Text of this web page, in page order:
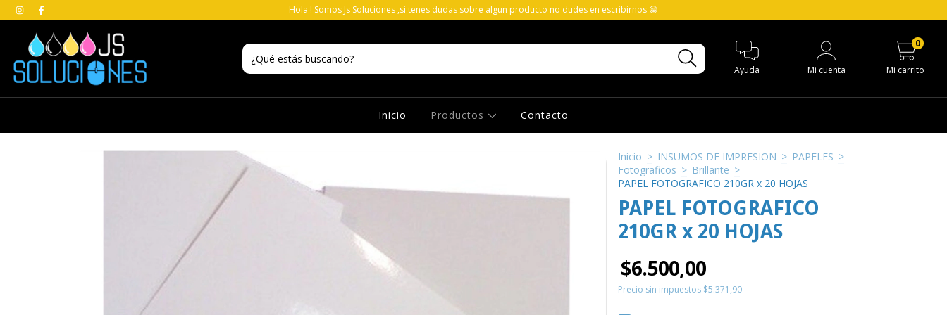
Hola ! Somos Js Soluciones ,si tenes dudas sobre algun producto no dudes en escribirnos 😁
Ayuda Mi cuenta Mi carrito
0
Inicio Productos Contacto
Inicio > INSUMOS DE IMPRESION > PAPELES >
Fotograficos > Brillante >
PAPEL FOTOGRAFICO 210GR x 20 HOJAS
PAPEL FOTOGRAFICO
210GR x 20 HOJAS
$6.500,00
Precio sin impuestos $5.371,90